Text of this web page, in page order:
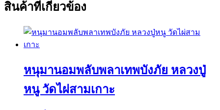
สินค้าที่เกี่ยวข้อง
หนุมานอมพลับพลาเทพบังภัย หลวงปู่
หนู วัดไผ่สามเกาะ